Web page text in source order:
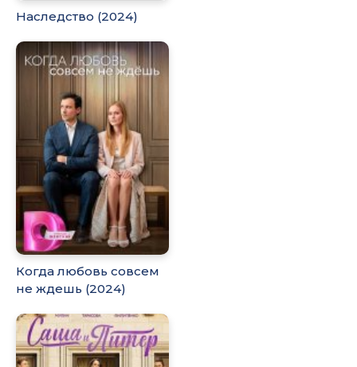
Наследство (2024)
Когда любовь совсем
не ждешь (2024)